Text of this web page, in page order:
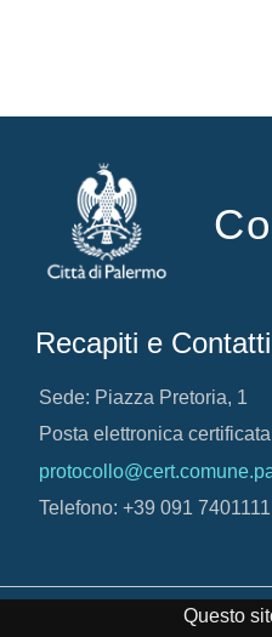
Recapiti e Contatti
Sede: Piazza Pretoria, 1
Posta elettronica
Telefono: +39 091 7401111
Note Legali
Questo